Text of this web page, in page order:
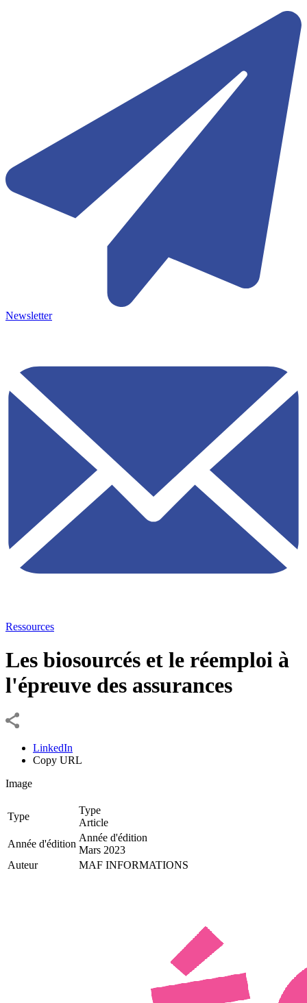
Newsletter
Ressources
Les biosourcés et le réemploi à
l'épreuve des assurances
LinkedIn
Copy URL
Image
Type
Type
Article
Année d'édition
Année d'édition
Mars 2023
Auteur
MAF INFORMATIONS